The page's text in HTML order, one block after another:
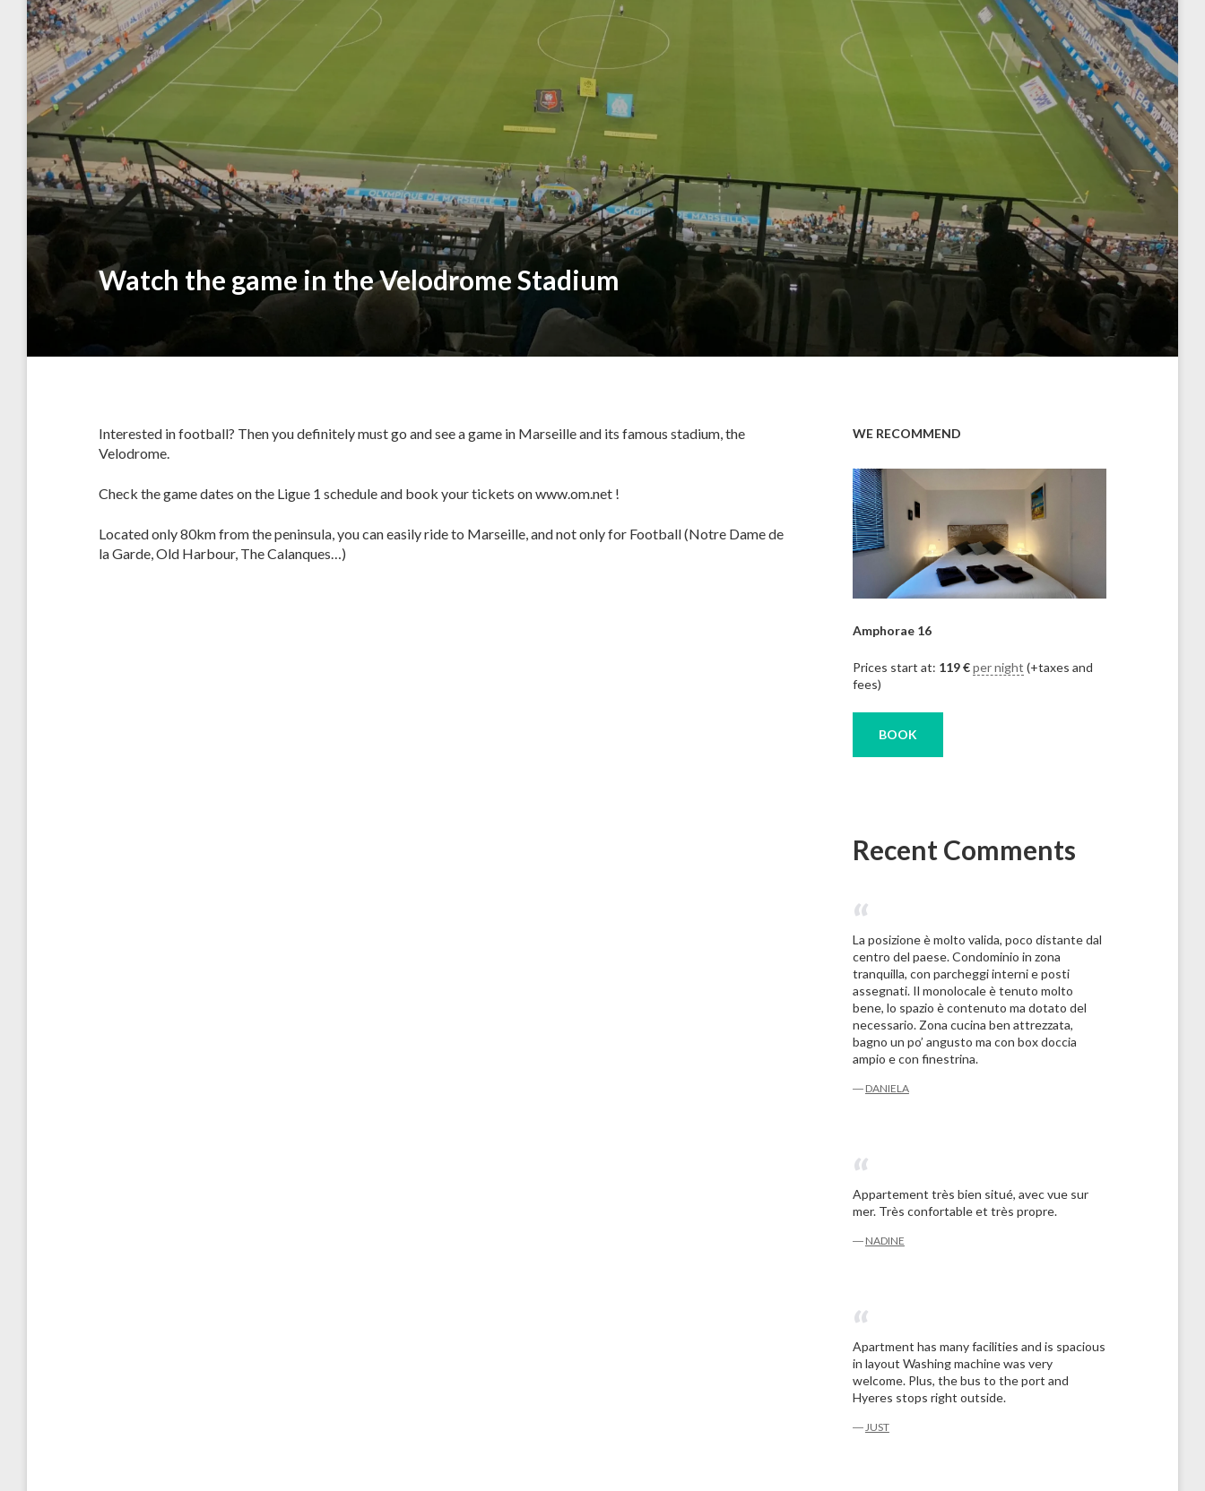
Watch the game in the Velodrome Stadium
Interested in football? Then you definitely must go and see a game in Marseille and its famous stadium, the
Velodrome.
Check the game dates on the Ligue 1 schedule and book your tickets on www.om.net !
Located only 80km from the peninsula, you can easily ride to Marseille, and not only for Football (Notre Dame de
la Garde, Old Harbour, The Calanques…)
WE RECOMMEND
Amphorae 16
Prices start at: 119€per night (+taxes and
fees)
BOOK
Recent Comments
La posizione è molto valida, poco distante dal
centro del paese. Condominio in zona
tranquilla, con parcheggi interni e posti
assegnati. Il monolocale è tenuto molto
bene, lo spazio è contenuto ma dotato del
necessario. Zona cucina ben attrezzata,
bagno un po’ angusto ma con box doccia
ampio e con finestrina.
― DANIELA
Appartement très bien situé, avec vue sur
mer. Très confortable et très propre.
― NADINE
Apartment has many facilities and is spacious
in layout Washing machine was very
welcome. Plus, the bus to the port and
Hyeres stops right outside.
― JUST